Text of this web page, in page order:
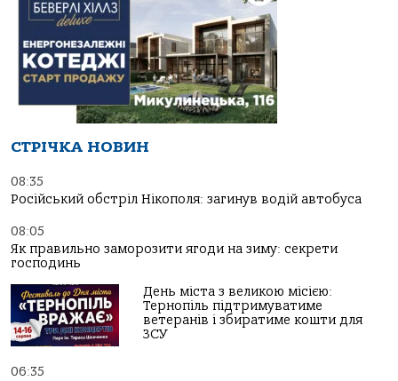
СТРІЧКА НОВИН
08:35
Російський обстріл Нікополя: загинув водій автобуса
08:05
Як правильно заморозити ягоди на зиму: секрети
господинь
День міста з великою місією:
Тернопіль підтримуватиме
ветеранів і збиратиме кошти для
ЗСУ
06:35